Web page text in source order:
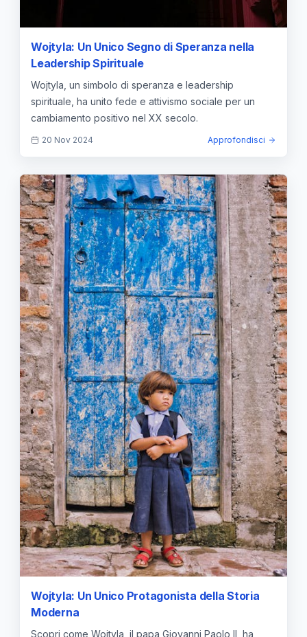
Wojtyla: Un Unico Segno di Speranza nella
Leadership Spirituale
Wojtyla, un simbolo di speranza e leadership
spirituale, ha unito fede e attivismo sociale per un
cambiamento positivo nel XX secolo.
20 Nov 2024 Approfondisci
Wojtyla: Un Unico Protagonista della Storia
Moderna
Scopri come Wojtyla, il papa Giovanni Paolo II, ha